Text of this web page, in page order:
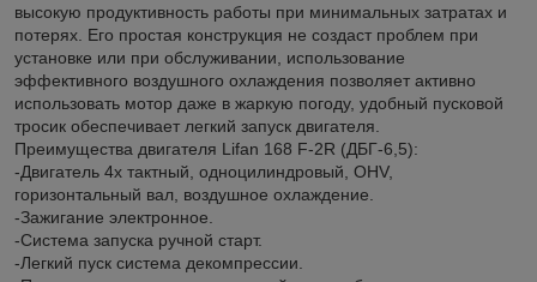
высокую продуктивность работы при минимальных затратах и
потерях. Его простая конструкция не создаст проблем при
установке или при обслуживании, использование
эффективного воздушного охлаждения позволяет активно
использовать мотор даже в жаркую погоду, удобный пусковой
тросик обеспечивает легкий запуск двигателя.
Преимущества двигателя Lifan 168 F-2R (ДБГ-6,5):
-Двигатель 4х тактный, одноцилиндровый, OHV,
горизонтальный вал, воздушное охлаждение.
-Зажигание электронное.
-Система запуска ручной старт.
-Легкий пуск система декомпрессии.